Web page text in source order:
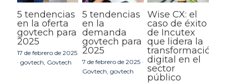
Buscar
5 tendencias
en la oferta
govtech para
2025
17 de febrero de 2025
· govtech, Govtech
5 tendencias
en la
demanda
govtech para
2025
7 de febrero de 2025 ·
Govtech, govtech
Wise CX: el
caso de éxito
de Incutex
que lidera la
transformación
digital en el
sector
público